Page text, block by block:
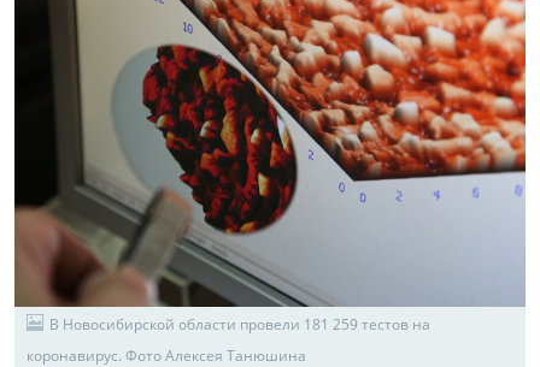
В Новосибирской области провели 181 259 тестов на
коронавирус. Фото Алексея Танюшина